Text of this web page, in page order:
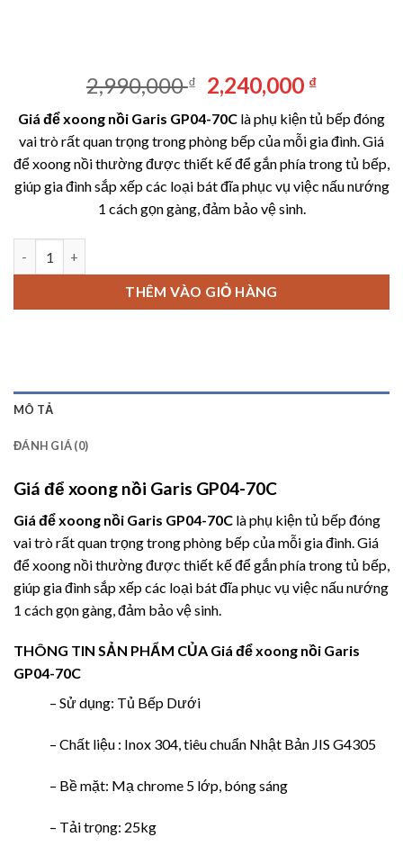
2,990,000₫
Giá
gốc
là:
2,990,000 ₫.
2,240,000 ₫Giá
hiện
tại
là:
Giá để xoong nồi Garis GP04-70C là phụ kiện tủ bếp đóng
vai trò rất quan trọng trong phòng bếp của mỗi gia đình. Giá
để xoong nồi thường được thiết kế để gắn phía trong tủ bếp,
giúp gia đình sắp xếp các loại bát đĩa phục vụ việc nấu nướng
1 cách gọn gàng, đảm bảo vệ sinh.
THÊM VÀO GIỎ HÀNG
MÔ TẢ
ĐÁNH GIÁ (0)
Giá để xoong nồi Garis GP04-70C
Giá để xoong nồi Garis GP04-70C là phụ kiện tủ bếp đóng
vai trò rất quan trọng trong phòng bếp của mỗi gia đình. Giá
để xoong nồi thường được thiết kế để gắn phía trong tủ bếp,
giúp gia đình sắp xếp các loại bát đĩa phục vụ việc nấu nướng
1 cách gọn gàng, đảm bảo vệ sinh.
THÔNG TIN SẢN PHẨM CỦA Giá để xoong nồi Garis
GP04-70C
– Sử dụng: Tủ Bếp Dưới
– Chất liệu : Inox 304, tiêu chuẩn Nhật Bản JIS G4305
– Bề mặt: Mạ chrome 5 lớp, bóng sáng
– Tải trọng: 25kg